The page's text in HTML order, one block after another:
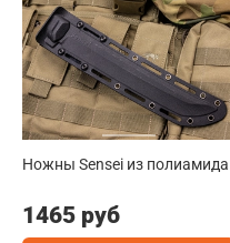
Ножны Sensei из полиамида
1465 руб